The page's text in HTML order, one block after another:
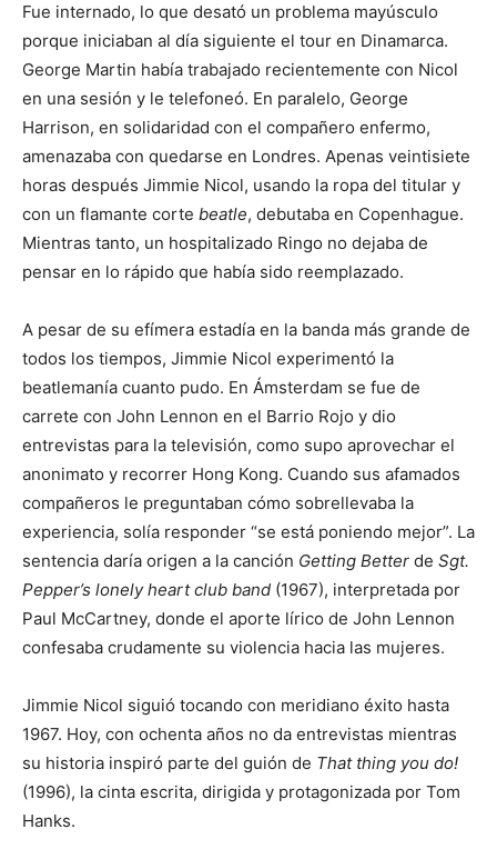
Fue internado, lo que desató un problema mayúsculo
porque iniciaban al día siguiente el tour en Dinamarca.
George Martin había trabajado recientemente con Nicol
en una sesión y le telefoneó. En paralelo, George
Harrison, en solidaridad con el compañero enfermo,
amenazaba con quedarse en Londres. Apenas veintisiete
horas después Jimmie Nicol, usando la ropa del titular y
con un flamante corte beatle, debutaba en Copenhague.
Mientras tanto, un hospitalizado Ringo no dejaba de
pensar en lo rápido que había sido reemplazado.
A pesar de su efímera estadía en la banda más grande de
todos los tiempos, Jimmie Nicol experimentó la
beatlemanía cuanto pudo. En Ámsterdam se fue de
carrete con John Lennon en el Barrio Rojo y dio
entrevistas para la televisión, como supo aprovechar el
anonimato y recorrer Hong Kong. Cuando sus afamados
compañeros le preguntaban cómo sobrellevaba la
experiencia, solía responder “se está poniendo mejor”. La
sentencia daría origen a la canción Getting Better de Sgt.
Pepper’s lonely heart club band (1967), interpretada por
Paul McCartney, donde el aporte lírico de John Lennon
confesaba crudamente su violencia hacia las mujeres.
Jimmie Nicol siguió tocando con meridiano éxito hasta
1967. Hoy, con ochenta años no da entrevistas mientras
su historia inspiró parte del guión de That thing you do!
(1996), la cinta escrita, dirigida y protagonizada por Tom
Hanks.